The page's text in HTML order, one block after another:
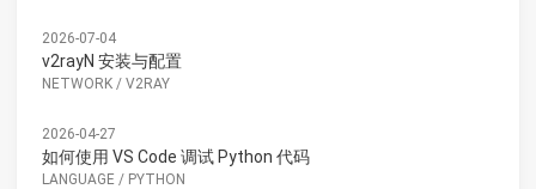
2026-07-04
v2rayN 安装与配置
NETWORK / V2RAY
2026-04-27
如何使用 VS Code 调试 Python 代码
LANGUAGE / PYTHON